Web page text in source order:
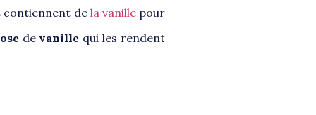
contiennent de la vanille pour
de vanille qui les rendent